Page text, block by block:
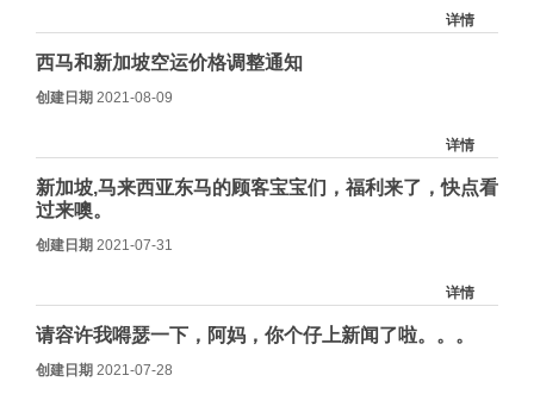
详情
西马和新加坡空运价格调整通知
创建日期 2021-08-09
详情
新加坡,马来西亚东马的顾客宝宝们，福利来了，快点看
过来噢。
创建日期 2021-07-31
详情
请容许我嘚瑟一下，阿妈，你个仔上新闻了啦。。。
创建日期 2021-07-28